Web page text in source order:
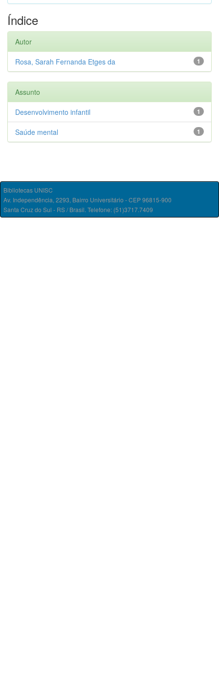
Índice
Autor
1
Rosa, Sarah Fernanda Etges da
Assunto
1
Desenvolvimento infantil
1
Saúde mental
Bibliotecas UNISC
Av. Independência, 2293, Bairro Universitário - CEP 96815-900
Santa Cruz do Sul - RS / Brasil. Telefone: (51)3717.7409